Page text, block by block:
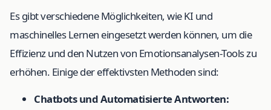
Es gibt verschiedene Möglichkeiten, wie KI und
maschinelles Lernen eingesetzt werden können, um die
Effizienz und den Nutzen von Emotionsanalysen-Tools zu
erhöhen. Einige der effektivsten Methoden sind:
Chatbots und Automatisierte Antworten: